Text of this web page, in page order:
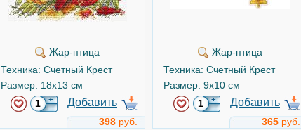
Жар-птица
Техника: Счетный Крест
Размер: 18x13 см
Добавить
398 руб.
Жар-птица
Техника: Счетный Крест
Размер: 9x10 см
Добавить
365 руб.